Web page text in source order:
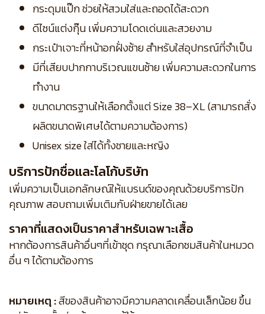
กระดุมแป๊ก ช่วยให้สวมใส่และถอดได้สะดวก
ดีไซน์แต่งกุ๊น เพิ่มความโดดเด่นและสวยงาม
กระเป๋าเจาะที่หน้าอกฝั่งซ้าย สำหรับใส่อุปกรณ์ที่จำเป็น
มีที่เสียบปากกาบริเวณแขนซ้าย เพิ่มความสะดวกในการ
ทำงาน
ขนาดมาตรฐานให้เลือกตั้งแต่ Size 38–XL (สามารถสั่ง
ผลิตขนาดพิเศษได้ตามความต้องการ)
Unisex size ใส่ได้ทั้งชายและหญิง
บริการปักชื่อและโลโก้บริษัท
เพิ่มความเป็นเอกลักษณ์ให้แบรนด์ของคุณด้วยบริการปัก
คุณภาพ สอบถามเพิ่มเติมกับฝ่ายขายได้เลย
ราคาที่แสดงเป็นราคาสำหรับเฉพาะเสื้อ
หากต้องการสินค้าอื่นๆที่เข้าชุด กรุณาเลือกชมสินค้าในหมวด
อื่น ๆ ได้ตามต้องการ
หมายเหตุ :สีของสินค้าอาจมีความคลาดเคลื่อนเล็กน้อย ขึ้น